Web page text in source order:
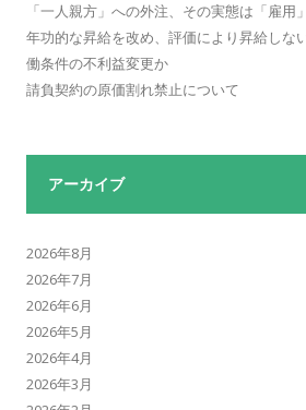
「一人親方」への外注、その実態は「雇用
年功的な昇給を改め、評価により昇給しな
働条件の不利益変更か
請負契約の原価割れ禁止について
アーカイブ
2026年8月
2026年7月
2026年6月
2026年5月
2026年4月
2026年3月